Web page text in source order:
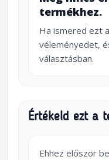
termékhez.
Ha ismered ezt
véleményedet,
választásban.
Értékeld ezt a
Ehhez először